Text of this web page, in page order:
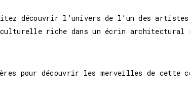
découvrir l’univers de l’un des artistes
riche dans un écrin architectural
pour découvrir les merveilles de cette